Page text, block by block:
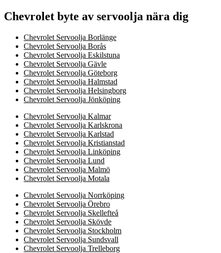
Chevrolet byte av servoolja nära dig
Chevrolet Servoolja Borlänge
Chevrolet Servoolja Borås
Chevrolet Servoolja Eskilstuna
Chevrolet Servoolja Gävle
Chevrolet Servoolja Göteborg
Chevrolet Servoolja Halmstad
Chevrolet Servoolja Helsingborg
Chevrolet Servoolja Jönköping
Chevrolet Servoolja Kalmar
Chevrolet Servoolja Karlskrona
Chevrolet Servoolja Karlstad
Chevrolet Servoolja Kristianstad
Chevrolet Servoolja Linköping
Chevrolet Servoolja Lund
Chevrolet Servoolja Malmö
Chevrolet Servoolja Motala
Chevrolet Servoolja Norrköping
Chevrolet Servoolja Örebro
Chevrolet Servoolja Skellefteå
Chevrolet Servoolja Skövde
Chevrolet Servoolja Stockholm
Chevrolet Servoolja Sundsvall
Chevrolet Servoolja Trelleborg